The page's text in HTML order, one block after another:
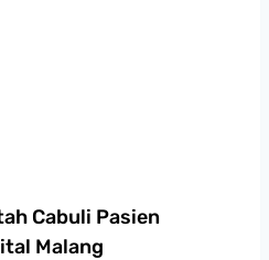
Cabuli Pasien
Malang